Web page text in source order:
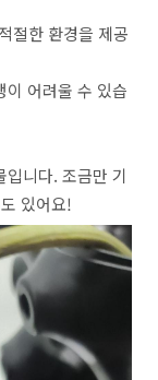
절한 환경을 제공
이 어려울 수 있습
니다. 조금만 기
있어요!